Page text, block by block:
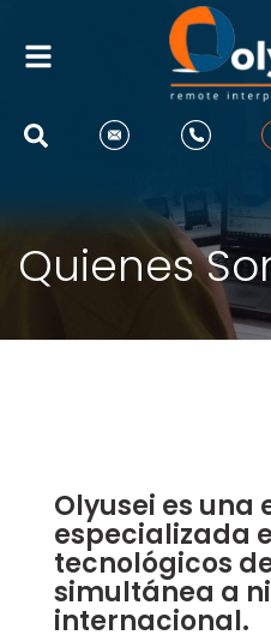
Alternar
navegación
Quienes
Olyusei es una
especializada
tecnológicos
simultánea a
internacional.